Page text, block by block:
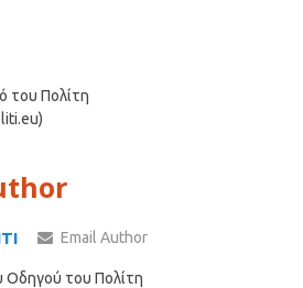
του Πολίτη
Email Author
Οδηγού του Πολίτη